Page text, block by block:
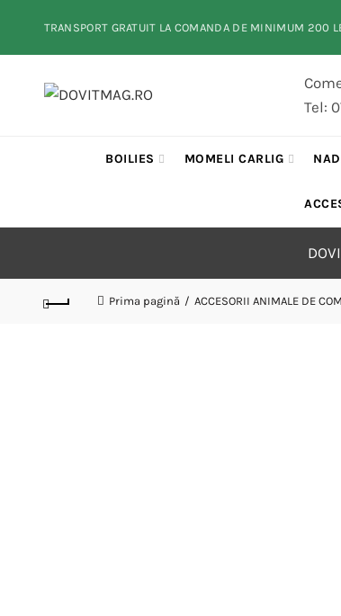
TRANSPORT GRATUIT LA COMANDA DE MINIMUM 200
Tel:
BOILIES MOMELI CARLIG
Prima pagină ACCESORII ANIMALE DE